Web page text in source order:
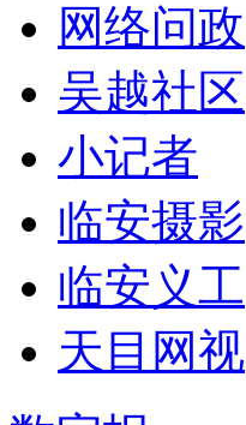
网络问政
吴越社区
小记者
临安摄影
临安义工
天目网视